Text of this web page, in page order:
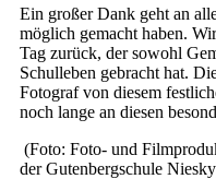
Ein großer Dank geht an
möglich gemacht haben.
Tag zurück, der sowohl
Schulleben gebracht hat.
Fotograf von diesem
noch lange an diesen
(Foto: Foto- und
der Gutenbergschule